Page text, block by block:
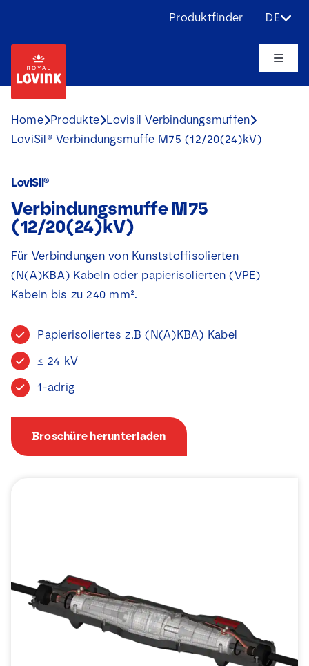
content
Produktfinder DE
Toggle
Produkte
Anwendungen
Herausforderungen
Projekte
Kontakt
Home Produkte Lovisil Verbindungsmuffen
LoviSil® Verbindungsmuffe M75 (12/20(24)kV)
LoviSil®
Verbindungsmuffe M75
(12/20(24)kV)
Für Verbindungen von Kunststoffisolierten
(N(A)KBA) Kabeln oder papierisolierten (VPE)
Kabeln bis zu 240 mm².
Papierisoliertes z.B (N(A)KBA) Kabel
≤ 24 kV
1-adrig
Broschüre herunterladen